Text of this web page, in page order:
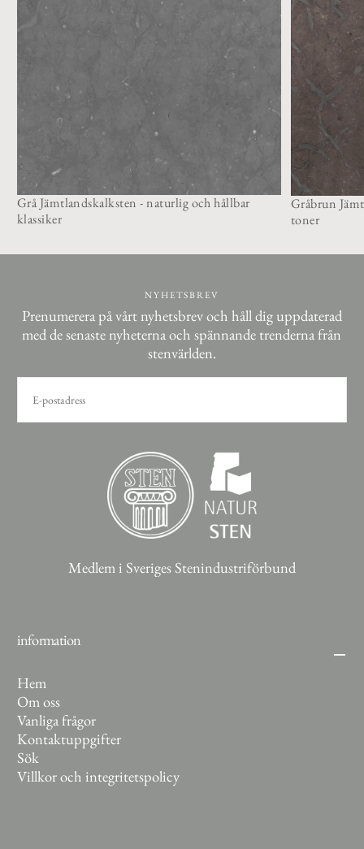
Grå Jämtlandskalksten - naturlig och hållbar
klassiker
Gråbrun
toner
NYHETSBREV
Prenumerera på vårt nyhetsbrev och håll dig uppdaterad
med de senaste nyheterna och spännande trenderna från
stenvärlden.
POST
Medlem i Sveriges Stenindustriförbund
information
Hem
Om oss
Vanliga frågor
Kontaktuppgifter
Sök
Villkor och integritetspolicy